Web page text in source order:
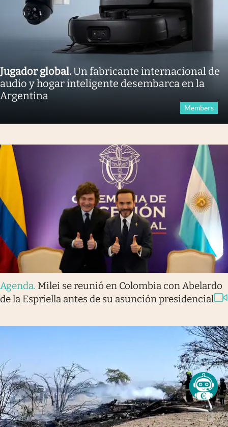
Jugador global.Un fabricante internacional de
audio y hogar inteligente desembarca en la
Argentina
Members
Agenda. Milei se reunió en Colombia con Abelardo
de la Espriella antes de su asunción presidencial